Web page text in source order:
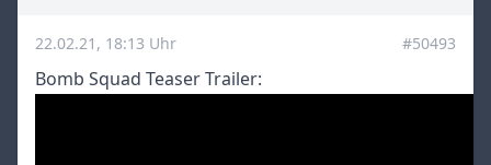
22.02.21, 18:13 Uhr #50493
Bomb Squad Teaser Trailer: